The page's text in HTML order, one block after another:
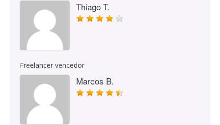
Thiago T.
Freelancer vencedor
Marcos B.